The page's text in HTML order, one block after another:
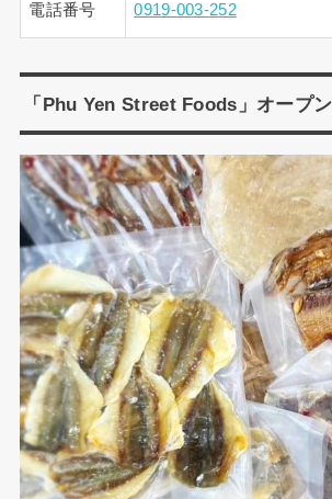
電話番号 0919-003-252
「Phu Yen Street Foods」オープン